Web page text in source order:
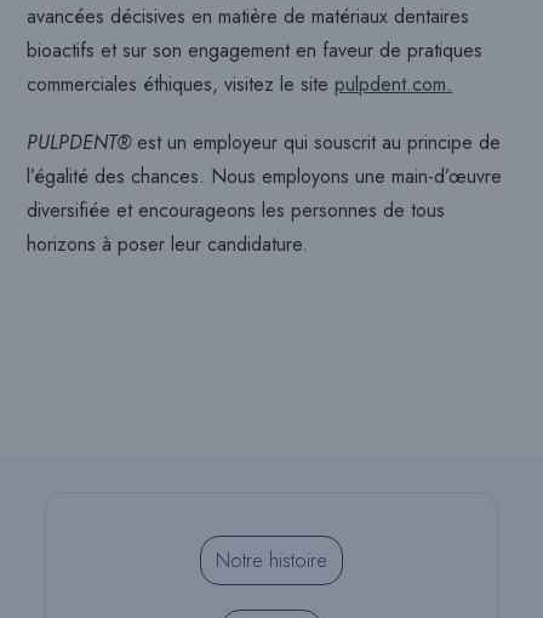
avancées décisives en matière de matériaux dentaires
bioactifs et sur son engagement en faveur de pratiques
commerciales éthiques, visitez le site pulpdent.com.
PULPDENT® est un employeur qui souscrit au principe de
l’égalité des chances. Nous employons une main-d’œuvre
diversifiée et encourageons les personnes de tous
horizons à poser leur candidature.
Notre histoire